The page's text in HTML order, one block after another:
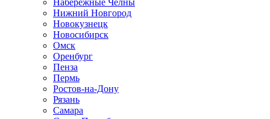
Набережные Челны
Нижний Новгород
Новокузнецк
Новосибирск
Омск
Оренбург
Пенза
Пермь
Ростов-на-Дону
Рязань
Самара